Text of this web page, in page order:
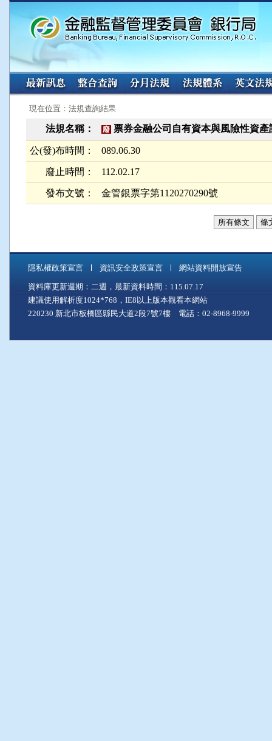
:::
現在位置：法規查詢結果
法規名稱： 廢 票券金融公司自有資本與風險性資
公(發)布時間： 089.06.30
廢止時間： 112.02.17
發布文號： 金管銀票字第1120270290號
所有條文 條
隱私權政策宣言 資訊安全政策宣言 網站資料開放宣告
資料庫更新週期：二週，最新資料時間：115.07.17
建議使用解析度1024*768，IE8以上版本觀看本網站
220230 新北市板橋區縣民大道2段7號7樓 電話：02-8968-9999